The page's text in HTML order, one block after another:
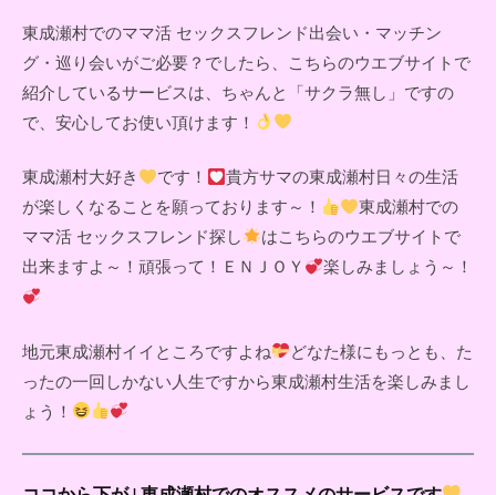
東成瀬村でのママ活 セックスフレンド出会い・マッチン
グ・巡り会いがご必要？でしたら、こちらのウエブサイトで
紹介しているサービスは、ちゃんと「サクラ無し」ですの
で、安心してお使い頂けます！
東成瀬村大好き です！
貴方サマの東成瀬村日々の生活
が楽しくなることを願っております～！
東成瀬村での
ママ活 セックスフレンド探し
はこちらのウエブサイトで
出来ますよ～！頑張って！ＥＮＪＯＹ
楽しみましょう～！
地元東成瀬村イイところですよね
どなた様にもっとも、た
ったの一回しかない人生ですから東成瀬村生活を楽しみまし
ょう！